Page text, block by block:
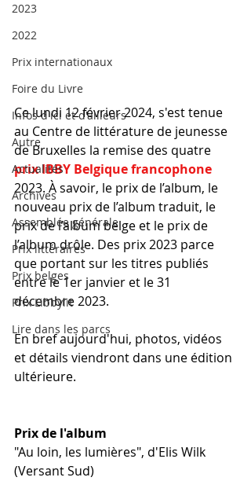
2023
2022
Prix internationaux
Foire du Livre
Infos d'ici et d'ailleurs
Autre
Actualités
Archives
Assemblée générale
Prix littéraires
Prix belges
Prix Libbylit
Lire dans les parcs
Ce lundi 12 février 2024, s'est tenue
au Centre de littérature de jeunesse
de Bruxelles la remise des quatre
prix IBBY Belgique francophone
2023. À savoir, le prix de l’album, le
nouveau prix de l’album traduit, le
prix de l’album belge et le prix de
l’album drôle. Des prix 2023 parce
que portant sur les titres publiés
entre le 1er janvier et le 31
décembre 2023.
En bref aujourd'hui, photos, vidéos
et détails viendront dans une édition
ultérieure.
Prix de l'album
"Au loin, les lumières", d'Elis Wilk
(Versant Sud)